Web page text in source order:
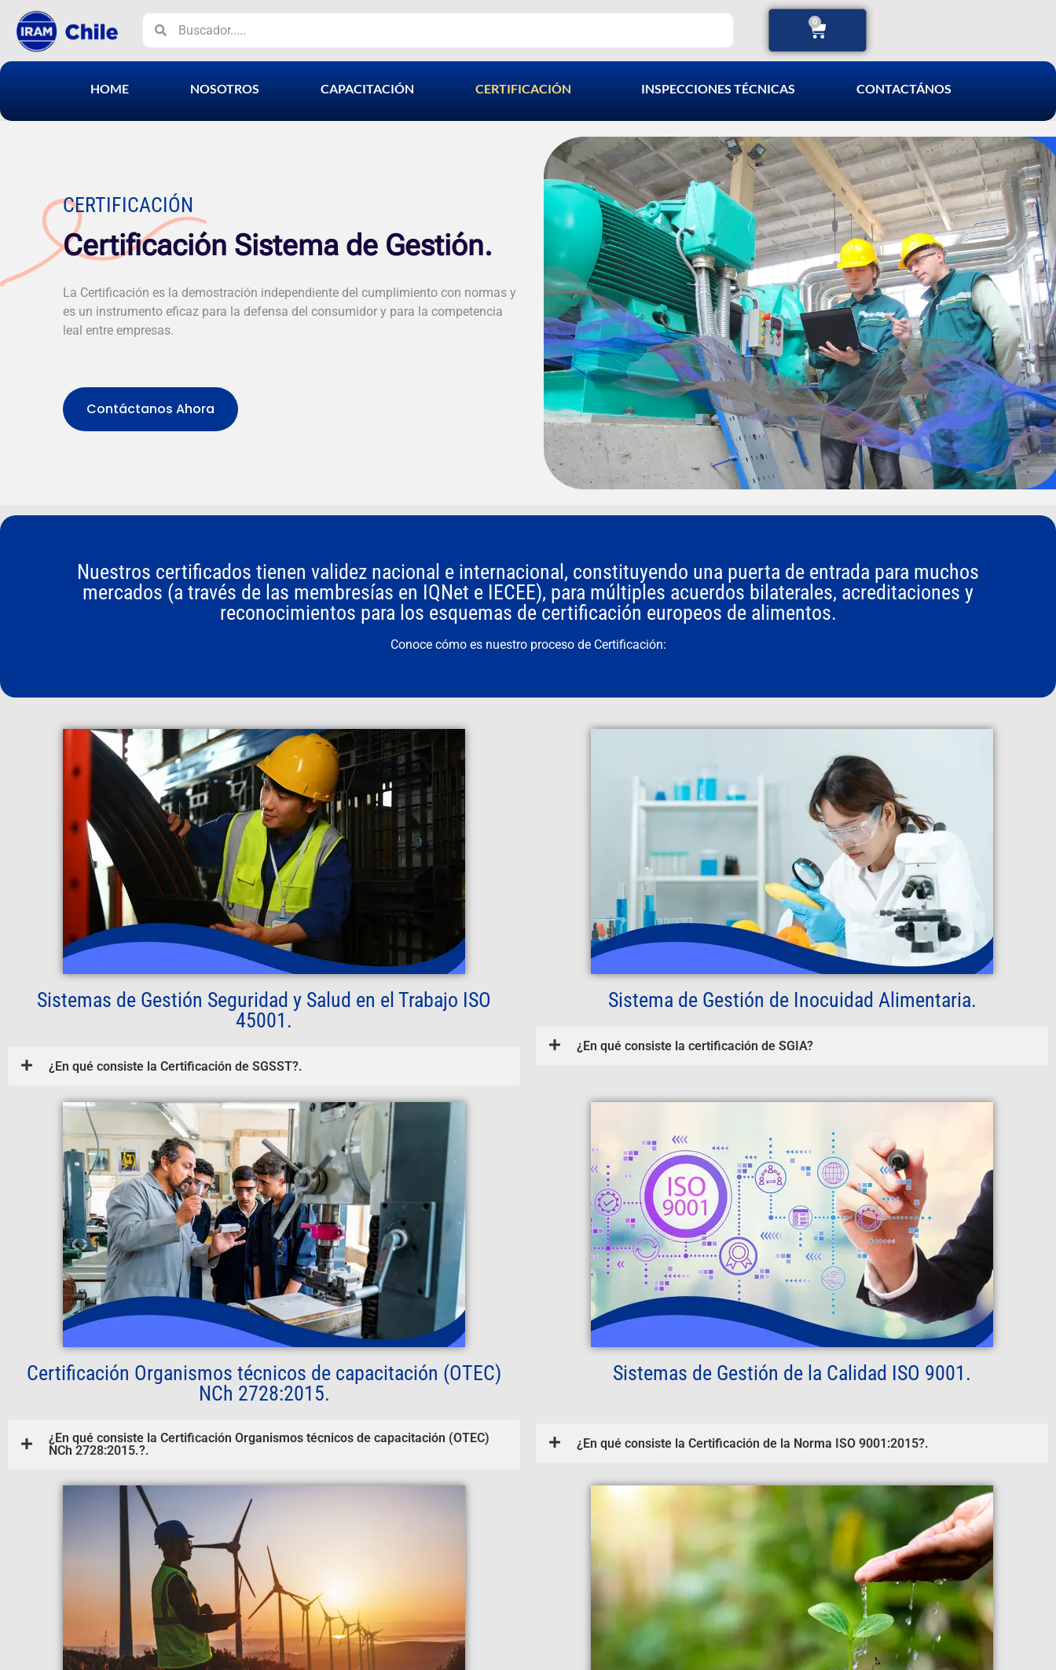
0
HOME NOSOTROS CAPACITACIÓN CERTIFICACIÓN INSPECCIONES TÉCNICAS CONTACTÁNOS
CERTIFICACIÓN
Certificación Sistema de Gestión.
La Certificación es la demostración independiente del cumplimiento con normas y
es un instrumento eficaz para la defensa del consumidor y para la competencia
leal entre empresas.
Contáctanos Ahora
Nuestros certificados tienen validez nacional e internacional, constituyendo una puerta de entrada para muchos
mercados (a través de las membresías en IQNet e IECEE), para múltiples acuerdos bilaterales, acreditaciones y
reconocimientos para los esquemas de certificación europeos de alimentos.
Conoce cómo es nuestro proceso de Certificación:
Sistemas de Gestión Seguridad y Salud en el Trabajo ISO
45001.
¿En qué consiste la Certificación de SGSST?.
Sistema de Gestión de Inocuidad Alimentaria.
¿En qué consiste la certificación de SGIA?
Certificación Organismos técnicos de capacitación (OTEC)
NCh 2728:2015.
¿En qué consiste la Certificación Organismos técnicos de capacitación (OTEC)
NCh 2728:2015.?.
Sistemas de Gestión de la Calidad ISO 9001.
¿En qué consiste la Certificación de la Norma ISO 9001:2015?.